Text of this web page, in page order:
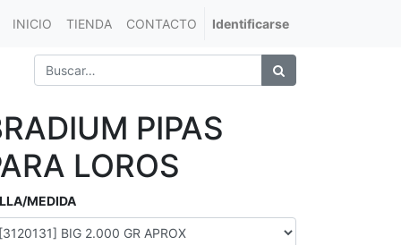
INICIO TIENDA CONTACTO Identificarse
PIPAS
LOROS
MEDIDA